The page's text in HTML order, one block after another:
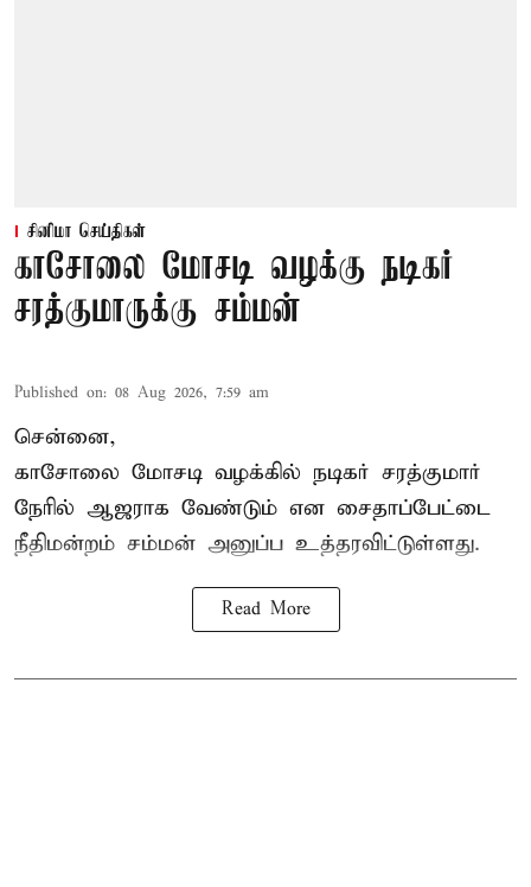
சினிமா செய்திகள்
காசோலை மோசடி வழக்கு நடிகர்
சரத்குமாருக்கு சம்மன்
Published on: 08 Aug 2026, 7:59 am
சென்னை,
காசோலை மோசடி வழக்கில் நடிகர் சரத்குமார்
நேரில் ஆஜராக வேண்டும் என சைதாப்பேட்டை
நீதிமன்றம் சம்மன் அனுப்ப உத்தரவிட்டுள்ளது.
Read More